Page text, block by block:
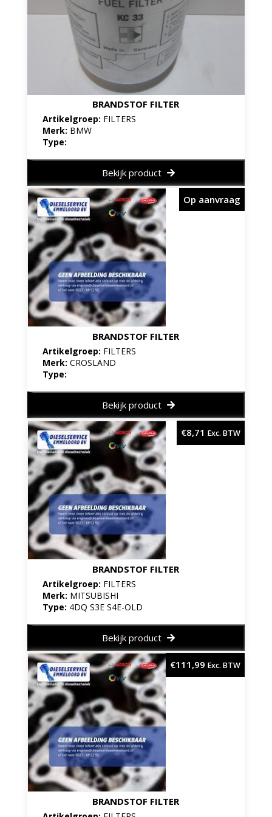
BRANDSTOF FILTER
Artikelgroep: FILTERS
Merk: BMW
Type:
Bekijk product
BRANDSTOF FILTER
Artikelgroep: FILTERS
Merk: CROSLAND
Type:
Op aanvraag
Bekijk product
BRANDSTOF FILTER
Artikelgroep: FILTERS
Merk: MITSUBISHI
Type: 4DQ S3E S4E-OLD
€8,71 Exc. BTW
Bekijk product
BRANDSTOF FILTER
€111,99 Exc. BTW